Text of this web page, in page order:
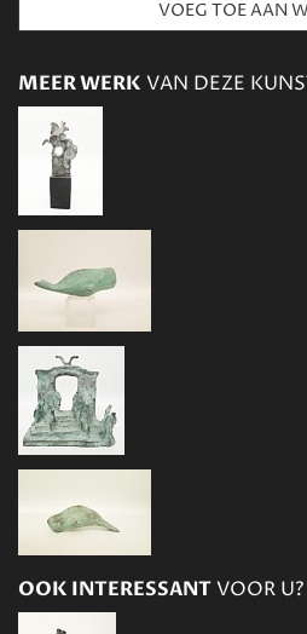
MEER WERK VAN DEZE
OOK INTERESSANTVOOR U?